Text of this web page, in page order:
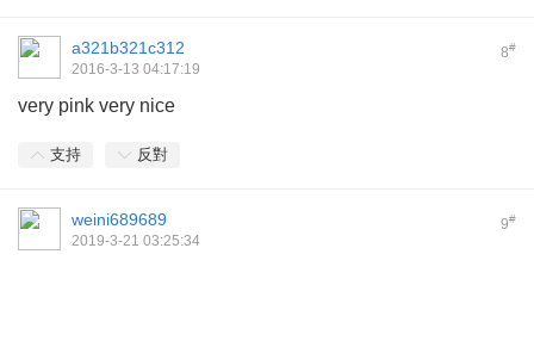
8#
a321b321c312
2016-3-13 04:17:19
very pink very nice
支持 反對
9#
weini689689
2019-3-21 03:25:34